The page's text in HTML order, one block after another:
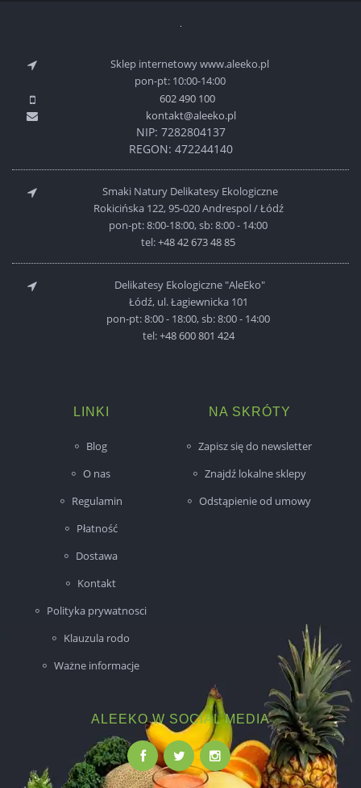
Sklep internetowy www.aleeko.pl
pon-pt: 10:00-14:00
602 490 100
kontakt@aleeko.pl
NIP: 7282804137
REGON: 472244140
Smaki Natury Delikatesy Ekologiczne
Rokicińska 122, 95-020 Andrespol / Łódź
pon-pt: 8:00-18:00, sb: 8:00 - 14:00
tel:+48 42 673 48 85
Delikatesy Ekologiczne "AleEko"
Łódź, ul. Łagiewnicka 101
pon-pt: 8:00 - 18:00, sb: 8:00 - 14:00
tel:+48 600 801 424
LINKI
Blog
O nas
Regulamin
Płatność
Dostawa
Kontakt
Polityka prywatnosci
Klauzula rodo
Ważne informacje
NA SKRÓTY
Zapisz się do newsletter
Znajdź lokalne sklepy
Odstąpienie od umowy
ALEEKO W SOCIAL MEDIA